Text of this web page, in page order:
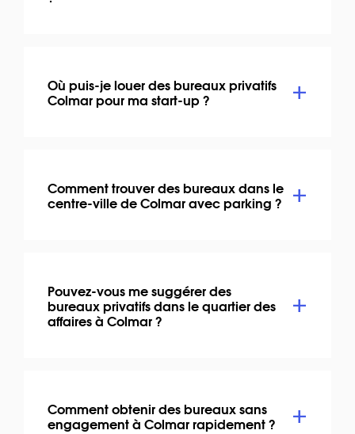
Où puis-je louer des bureaux privatifs
Colmar pour ma start-up ?
Comment trouver des bureaux dans le
centre-ville de Colmar avec parking ?
Pouvez-vous me suggérer des
bureaux privatifs dans le quartier des
affaires à Colmar ?
Comment obtenir des bureaux sans
engagement à Colmar rapidement ?